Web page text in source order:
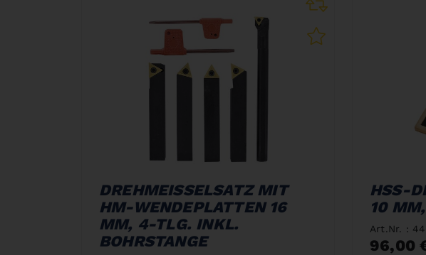
DREHMEISSELSATZ MIT
HM-WENDEPLATTEN 16
MM, 4-TLG. INKL.
BOHRSTANGE
HSS-
10
Art.Nr. :
96,00